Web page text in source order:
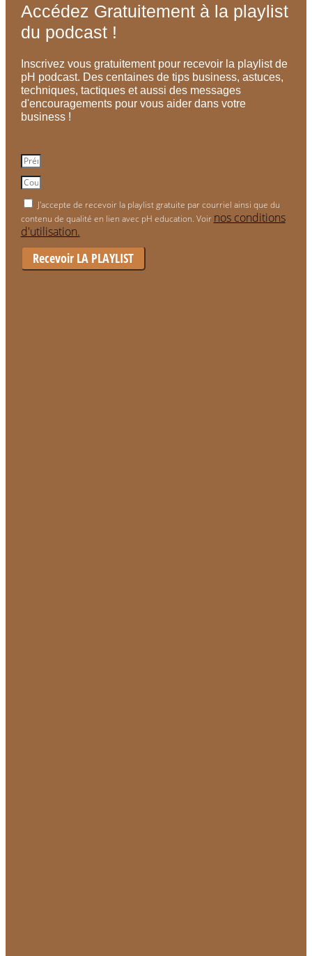
Accédez Gratuitement à la playlist
du podcast !
Inscrivez vous gratuitement pour recevoir la playlist de
pH podcast. Des centaines de tips business, astuces,
techniques, tactiques et aussi des messages
d'encouragements pour vous aider dans votre
business !
J'accepte de recevoir la playlist gratuite par courriel ainsi que du
contenu de qualité en lien avec pH education. Voir nos conditions
d'utilisation.
Recevoir LA PLAYLIST